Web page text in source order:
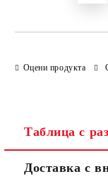
Оцени продукта
Таблица с
Доставка с